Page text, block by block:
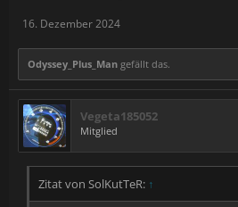
16. Dezember 2024
Odyssey_Plus_Man gefällt das.
Vegeta185052
Mitglied
Zitat von SolKutTeR: ↑